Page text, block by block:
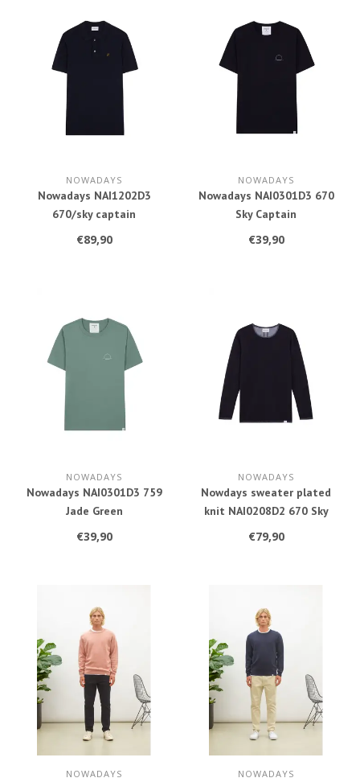
NOWADAYS
Nowadays NAI1202D3
670/sky captain
€89,90
NOWADAYS
Nowadays NAI0301D3 670
Sky Captain
€39,90
NOWADAYS
Nowadays NAI0301D3 759
Jade Green
€39,90
NOWADAYS
Nowdays sweater plated
knit NAI0208D2 670 Sky
captain
€79,90
NOWADAYS NOWADAYS